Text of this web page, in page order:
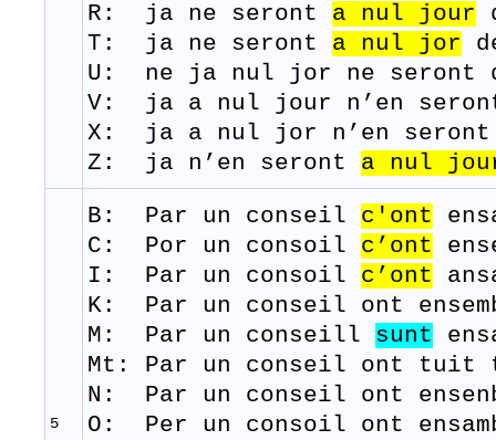
R: j a ne seront a nul j our
T: ja ne seront a nul j or
U: ne j a nul j or ne seront
V: j a a nul j our n’en
X: j a a nul j or n’en
seront
Z: j a n’en seront a nul j
5
B: Par un conseil c'ont
C: Por un consoil c’ont
I: Par un consoil c’ont
K: Par un conseil ont
​M: Par un conseill sunt
Mt: Par un conseil ont
N: Par un conseil ont
O: Per un consoil ont